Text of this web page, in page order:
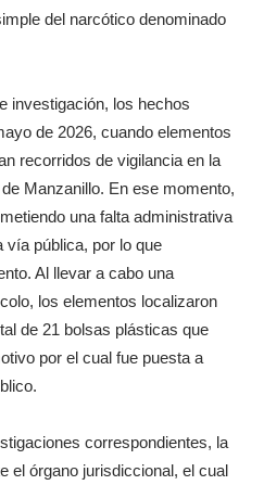
del narcótico denominado
investigación, los hechos
de 2026, cuando elementos
recorridos de vigilancia en la
Manzanillo. En ese momento,
una falta administrativa
vía pública, por lo que
Al llevar a cabo una
los elementos localizaron
de 21 bolsas plásticas que
por el cual fue puesta a
correspondientes, la
el órgano jurisdiccional, el cual